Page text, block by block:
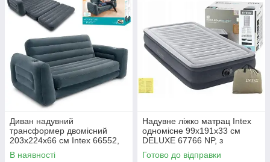
Диван надувний
трансформер двомісний
203х224х66 см Intex 66552,
велюровий, двоспальний
В наявності
Надувне ліжко матрац Intex
одномісне 99х191х33 см
DELUXE 67766 NP, з
вбудованим насосом 220V
Готово до відправки